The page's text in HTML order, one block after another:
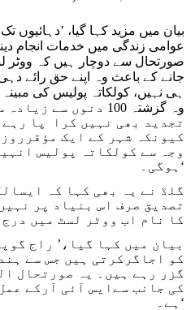
بیان میں مزید کہا گیا، ’دہائیوں
عوامی زندگی میں خدمات انجام
صورتحال سے دوچار ہیں کہ
جانے کے باعث وہ اپنے حق رائے
ہی نہیں، کولکاتہ پولیس کی
وہ گزشتہ 100 دنوں
تجدید بھی نہیں کرا پا
کیونکہ شہر کے ایک
وجہ سے کولکاتہ پولیس
ہوگی۔‘
گلڈ نے یہ بھی کہا کہ
تصدیق صرف اس بنیاد پر
کا نام اب ووٹر لسٹ میں درج
بیان میں کہا گیا،’ راج
کو اجاگرکرتی ہیں جس سے
گزر رہے ہیں۔ یہ صورتحال
کی جانب سےایس آئی آرکے
ہے۔‘